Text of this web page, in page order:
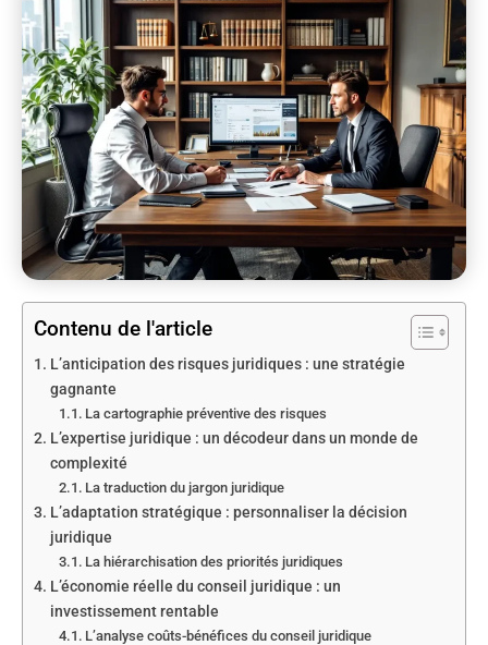
Contenu de l'article
L’anticipation des risques juridiques : une stratégie
gagnante
La cartographie préventive des risques
L’expertise juridique : un décodeur dans un monde de
complexité
La traduction du jargon juridique
L’adaptation stratégique : personnaliser la décision
juridique
La hiérarchisation des priorités juridiques
L’économie réelle du conseil juridique : un
investissement rentable
L’analyse coûts-bénéfices du conseil juridique